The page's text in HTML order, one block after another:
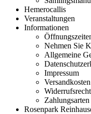
Hemerocallis
Veranstaltungen
Informationen
Nehmen Sie
Allgemeine
Impressum
Versandkosten
Widerrufsrecht
Zahlungsarten
Rosenpark